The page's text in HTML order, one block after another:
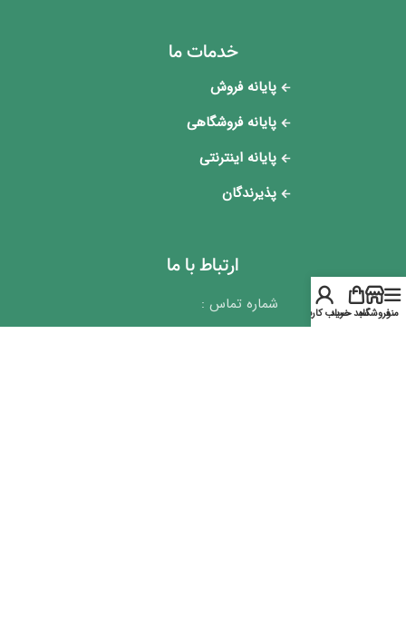
خدمات ما
پایانه فروش
پایانه فروشگاهی
پایانه اینترنتی
پذیرندگان
ارتباط با ما
شماره تماس : منوفروشگاهسبد خرید
حساب کاربری